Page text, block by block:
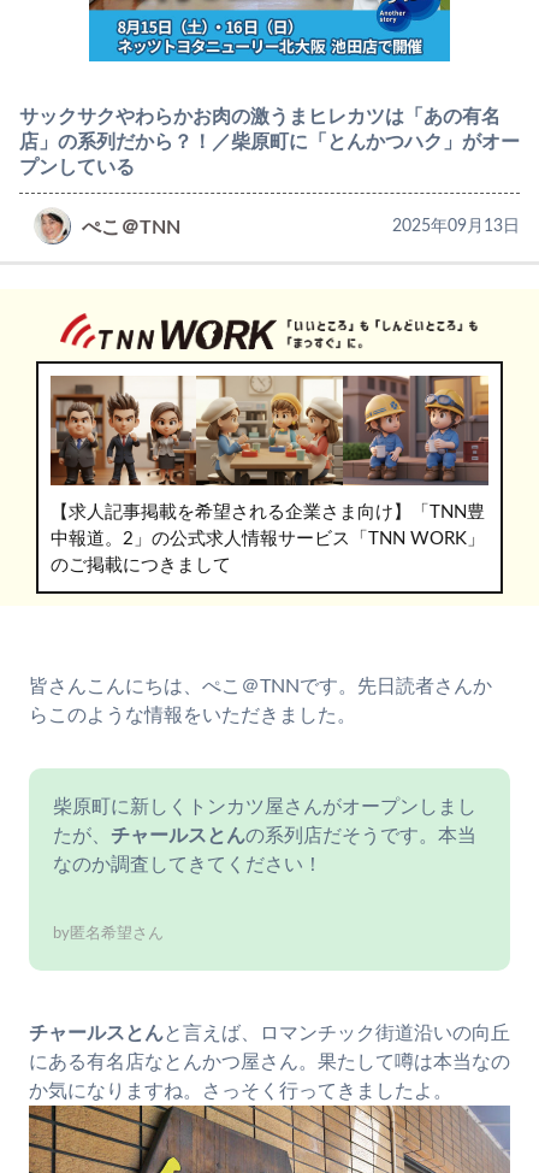
サックサクやわらかお肉の激うまヒレカツは「あの有名
店」の系列だから？！／柴原町に「とんかつハク」がオー
プンしている
ぺこ＠TNN 2025年09月13日
【求人記事掲載を希望される企業さま向け】「TNN豊
中報道。2」の公式求人情報サービス「TNN WORK」
のご掲載につきまして
皆さんこんにちは、ぺこ＠TNNです。先日読者さんか
らこのような情報をいただきました。
柴原町に新しくトンカツ屋さんがオープンしまし
たが、 チャールスとんの系列店だそうです。本当
なのか調査してきてください！
by匿名希望さん
チャールスとんと言えば、ロマンチック街道沿いの向丘
にある有名店なとんかつ屋さん。果たして噂は本当なの
か気になりますね。さっそく行ってきましたよ。